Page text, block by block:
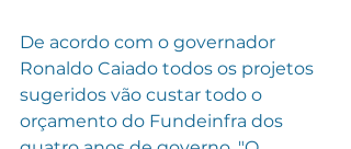
De acordo com o governador
Ronaldo Caiado todos os projetos
sugeridos vão custar todo o
orçamento do Fundeinfra dos